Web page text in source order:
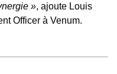
», ajoute Louis
Officer à Venum.